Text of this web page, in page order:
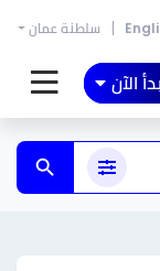
سلطنة عمان
الآن